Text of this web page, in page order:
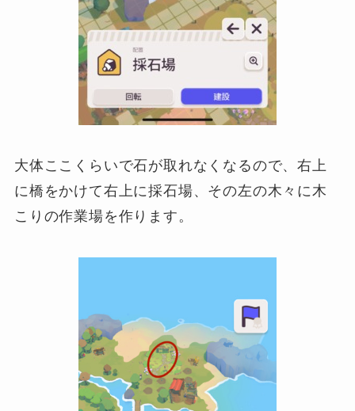
大体ここくらいで石が取れなくなるので、右上
に橋をかけて右上に採石場、その左の木々に木
こりの作業場を作ります。